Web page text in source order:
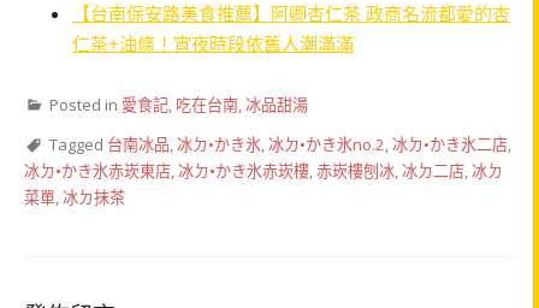
【台南保安路美食推薦】阿卿杏仁茶 政商名流都愛的杏
仁茶+油條！宵夜時段依舊人潮滿滿
Posted in 愛食記, 吃在台南,冰品甜湯
Tagged 台南冰品,冰ㄉ•かき氷,冰ㄉ•かき氷no.2,冰ㄉ•かき氷二店,
冰ㄉ•かき氷赤崁東店,冰ㄉ•かき氷赤崁樓,赤崁樓刨冰,冰ㄉ二店,冰ㄉ
菜單,冰ㄉ抹茶